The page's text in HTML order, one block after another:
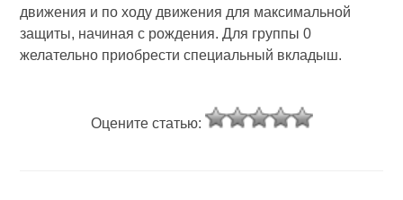
движения и по ходу движения для максимальной
защиты, начиная с рождения. Для группы 0
желательно приобрести специальный вкладыш.
Оцените статью: